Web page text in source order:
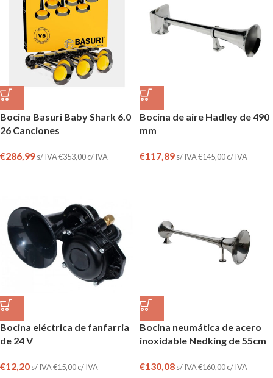
Bocina Basuri Baby Shark 6.0
26 Canciones
€286,99s/ IVA€353,00c/ IVA
Bocina de aire Hadley de 490
mm
€117,89s/ IVA€145,00c/ IVA
Bocina eléctrica de fanfarria
de 24 V
€12,20s/ IVA€15,00c/ IVA
Bocina neumática de acero
inoxidable Nedking de 55cm
€130,08s/ IVA€160,00c/ IVA